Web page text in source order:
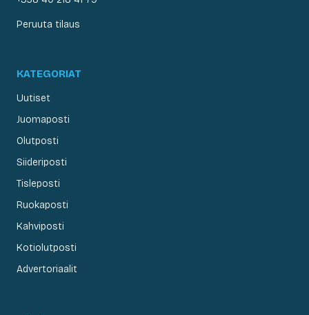
Peruuta tilaus
KATEGORIAT
Uutiset
Juomaposti
Olutposti
Siideriposti
Tisleposti
Ruokaposti
Kahviposti
Kotiolutposti
Advertoriaalit